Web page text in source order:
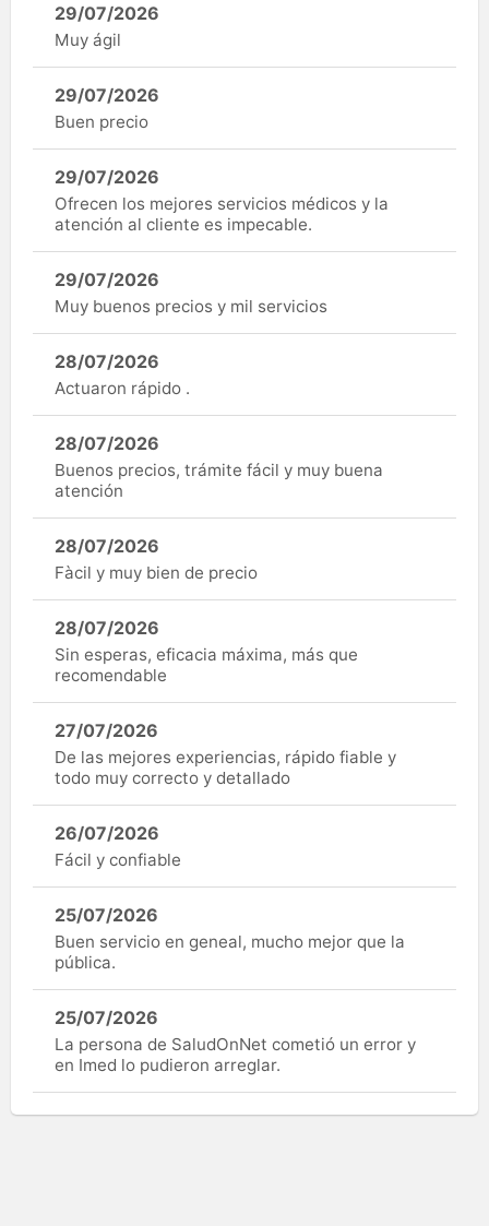
29/07/2026
Muy ágil
29/07/2026
Buen precio
29/07/2026
Ofrecen los mejores servicios médicos y la
atención al cliente es impecable.
29/07/2026
Muy buenos precios y mil servicios
28/07/2026
Actuaron rápido .
28/07/2026
Buenos precios, trámite fácil y muy buena
atención
28/07/2026
Fàcil y muy bien de precio
28/07/2026
Sin esperas, eficacia máxima, más que
recomendable
27/07/2026
De las mejores experiencias, rápido fiable y
todo muy correcto y detallado
26/07/2026
Fácil y confiable
25/07/2026
Buen servicio en geneal, mucho mejor que la
pública.
25/07/2026
La persona de SaludOnNet cometió un error y
en Imed lo pudieron arreglar.